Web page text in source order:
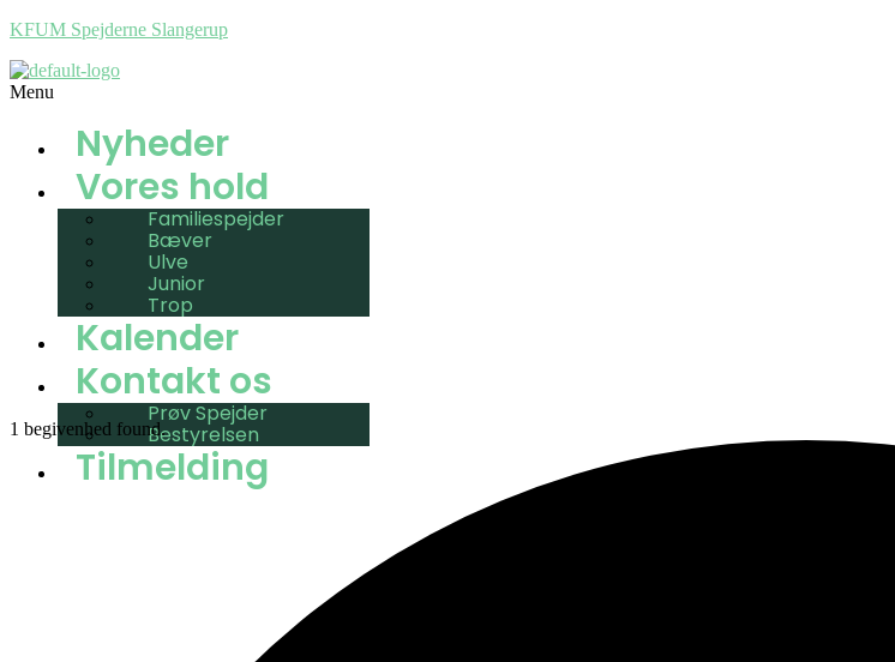
KFUM Spejderne Slangerup
Menu
Nyheder
Vores hold
Familiespejder
Bæver
Ulve
Junior
Trop
Kalender
Kontakt os
Prøv Spejder
Bestyrelsen
Tilmelding
1 begivenhed found.